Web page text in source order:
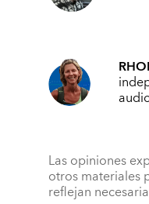
Las opiniones
otros materiales
reflejan